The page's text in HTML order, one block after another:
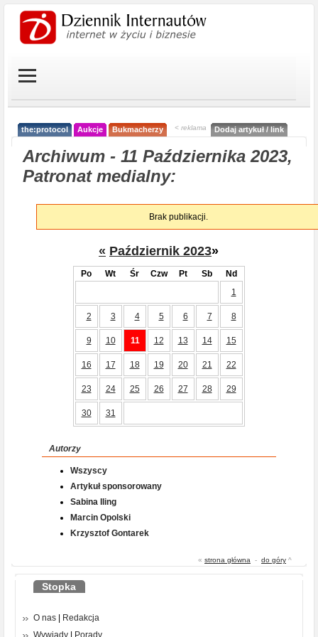
the:protocol Aukcje Bukmacherzy < reklama Dodaj artykuł / link
Archiwum - 11 Października 2023,
Patronat medialny:
Brak publikacji.
« Październik 2023»
Po Wt Śr Czw Pt Sb
Nd
1
2 3 4 5 6 7 8
9 10 11 12 13 14 15
16 17 18 19 20 21 22
23 24 25 26 27 28 29
30 31
Autorzy
Wszyscy
Artykuł sponsorowany
Sabina Iling
Marcin Opolski
Krzysztof Gontarek
« strona główna - do góry ^
Stopka
O nas
Redakcja
Wywiady
Porady